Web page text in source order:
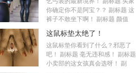
你确定你不是阿宝？？ 副标题 这
裤子不敢坐下啊！ 副标题 颜值
这鼠标垫太绝了！
这鼠标垫你看到了什么？邪恶了
吧！ 副标题 毫无违和感！ 副标题
小卖部的这女孩真会选呀！ 副